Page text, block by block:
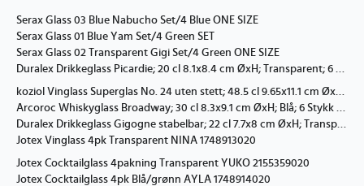
Serax Glass 03 Blue Nabucho Set/4 Blue ONE SIZE
Serax Glass 01 Blue Yam Set/4 Green SET
Serax Glass 02 Transparent Gigi Set/4 Green ONE SIZE
Jotex Vinglass 4pk Transparent NINA 1748913020
Jotex Cocktailglass 4pakning Transparent YUKO 2155359020
Jotex Cocktailglass 4pk Blå/grønn AYLA 1748914020